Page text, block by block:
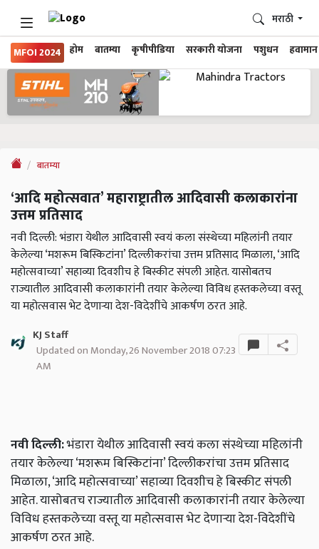
MFOI 2024 होम बातम्या कृषीपीडिया सरकारी योजना पशुधन हवामान
मराठी
बातम्या
‘आदि महोत्सवात’ महाराष्ट्रातील आदिवासी कलाकारांना
उत्तम प्रतिसाद
नवी दिल्ली: भंडारा येथील आदिवासी स्वयं कला संस्थेच्या महिलांनी तयार
केलेल्या ‘मशरूम बिस्किटांना’ दिल्लीकरांचा उत्तम प्रतिसाद मिळाला, ‘आदि
महोत्सवाच्या’ सहाव्या दिवशीच हे बिस्कीट संपली आहेत. यासोबतच
राज्यातील आदिवासी कलाकारांनी तयार केलेल्या विविध हस्तकलेच्या वस्तू
या महोत्सवास भेट देणाऱ्या देश-विदेशींचे आकर्षण ठरत आहे.
KJ Staff
Updated on Monday, 26 November 2018 07:23
AM
नवी दिल्ली:भंडारा येथील आदिवासी स्वयं कला संस्थेच्या महिलांनी
तयार केलेल्या ‘मशरूम बिस्किटांना’ दिल्लीकरांचा उत्तम प्रतिसाद
मिळाला, ‘आदि महोत्सवाच्या’ सहाव्या दिवशीच हे बिस्कीट संपली
आहेत. यासोबतच राज्यातील आदिवासी कलाकारांनी तयार केलेल्या
विविध हस्तकलेच्या वस्तू या महोत्सवास भेट देणाऱ्या देश-विदेशींचे
आकर्षण ठरत आहे.